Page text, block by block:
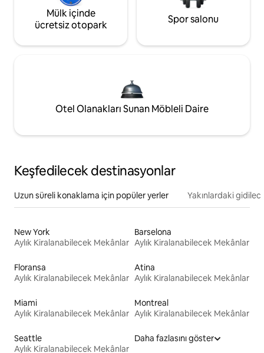
Mülk içinde
ücretsiz otopark
Spor salonu
Otel Olanakları Sunan Möbleli Daire
Keşfedilecek destinasyonlar
Uzun süreli konaklama için popüler yerler Yakınlardaki
New York
Aylık Kiralanabilecek Mekânlar
Barselona
Aylık Kiralanabilecek Mekânlar
Floransa
Aylık Kiralanabilecek Mekânlar
Atina
Aylık Kiralanabilecek Mekânlar
Miami
Aylık Kiralanabilecek Mekânlar
Montreal
Aylık Kiralanabilecek Mekânlar
Seattle
Aylık Kiralanabilecek Mekânlar
Daha fazlasını göster